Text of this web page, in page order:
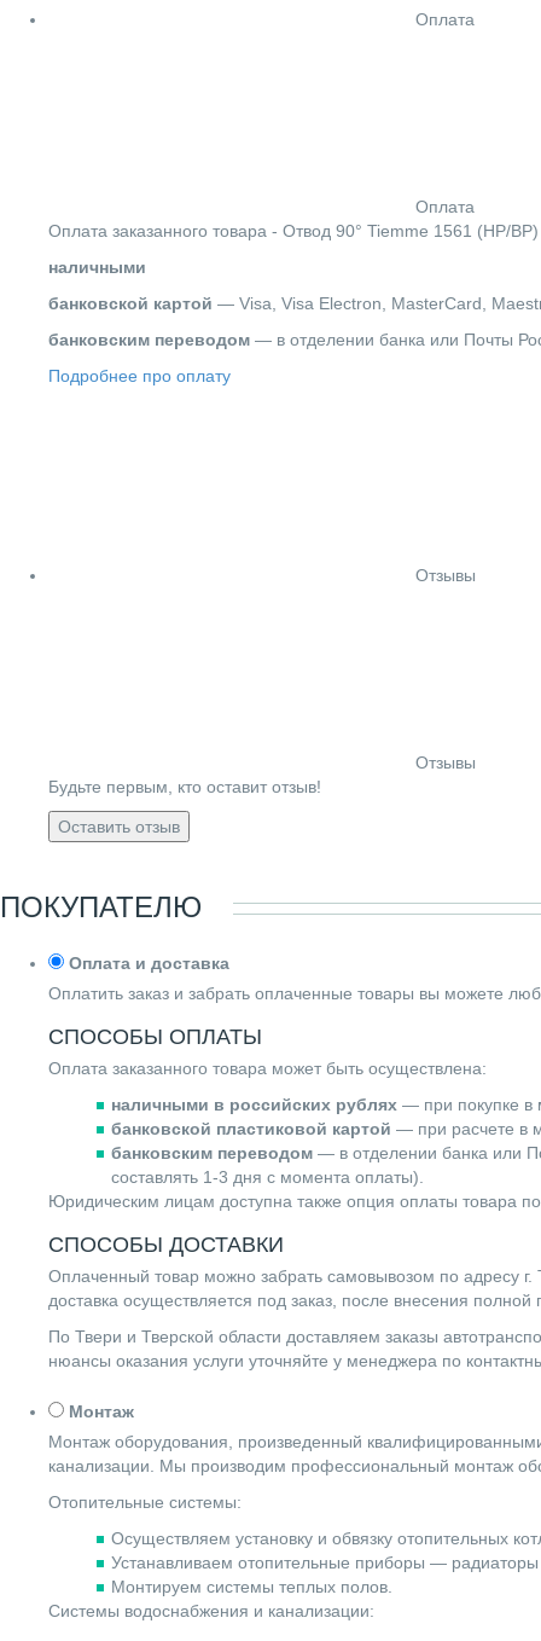
Оплата
Оплата
Оплата заказанного товара - Отвод 90° Tiemme 1561 (НР/
наличными
банковской картой — Visa, Visa Electron, MasterCard,
банковским переводом — в отделении банка или Почты
Подробнее про оплату
Отзывы
Отзывы
Будьте первым, кто оставит отзыв!
Оставить отзыв
ПОКУПАТЕЛЮ
Оплата и доставка
Оплатить заказ и забрать оплаченные товары вы можете
СПОСОБЫ ОПЛАТЫ
Оплата заказанного товара может быть осуществлена:
наличными в российских рублях — при покупке в
банковской пластиковой картой — при расчете в
банковским переводом — в отделении банка или
составлять 1-3 дня с момента оплаты).
Юридическим лицам доступна также опция оплаты товара
СПОСОБЫ ДОСТАВКИ
Оплаченный товар можно забрать самовывозом по адресу г.
доставка осуществляется под заказ, после внесения полной
По Твери и Тверской области доставляем заказы
нюансы оказания услуги уточняйте у менеджера по
Монтаж
Монтаж оборудования, произведенный
канализации. Мы производим профессиональный монтаж
Отопительные системы:
Осуществляем установку и обвязку отопительных
Устанавливаем отопительные приборы —
Монтируем системы теплых полов.
Системы водоснабжения и канализации: